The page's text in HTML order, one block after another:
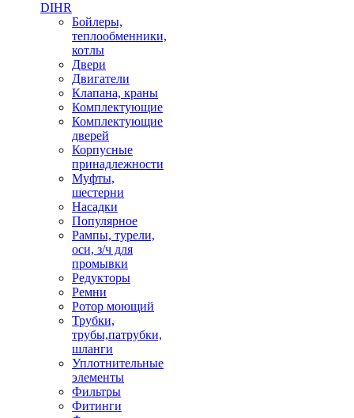
DIHR
Бойлеры,
теплообменники,
котлы
Двери
Двигатели
Клапана, краны
Комплектующие
Комплектующие
дверей
Корпусные
принадлежности
Муфты,
шестерни
Насадки
Популярное
Рампы, турели,
оси, з/ч для
промывки
Редукторы
Ремни
Ротор моющий
Трубки,
трубы,патрубки,
шланги
Уплотнительные
элементы
Фильтры
Фитинги